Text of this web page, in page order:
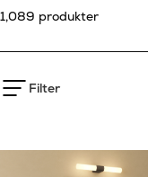
1,089 produkter
Filter